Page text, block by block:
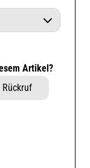
lava XL
Artikel?
Rückruf